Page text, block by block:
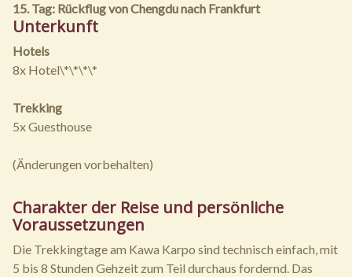
15. Tag: Rückflug von Chengdu nach Frankfurt
Unterkunft
Hotels
8x Hotel\*\*\*\*
Trekking
5x Guesthouse
(Änderungen vorbehalten)
Charakter der Reise und persönliche
Voraussetzungen
Die Trekkingtage am Kawa Karpo sind technisch einfach, mit
5 bis 8 Stunden Gehzeit zum Teil durchaus fordernd. Das